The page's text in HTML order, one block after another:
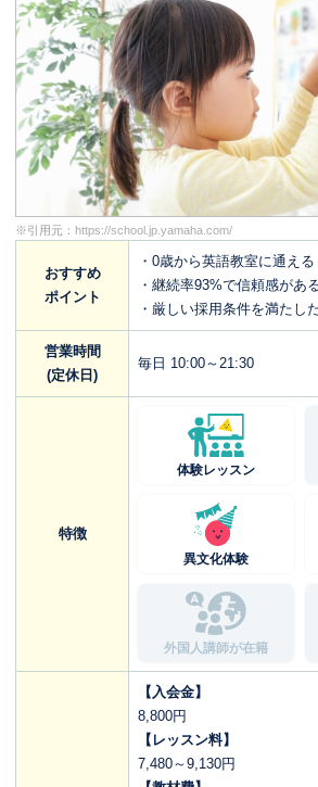
※引用元： https://school.jp.yamaha.com/
おすすめ
ポイント
・0歳から英語教室に通える
・継続率93%で信頼感があ
・厳しい採用条件を満たし
営業時間
(定休日)
毎日 10:00～21:30
特徴
体験レッスン
異文化体験
外国人講師が在籍
【入会金】
8,800円
【レッスン料】
7,480～9,130円